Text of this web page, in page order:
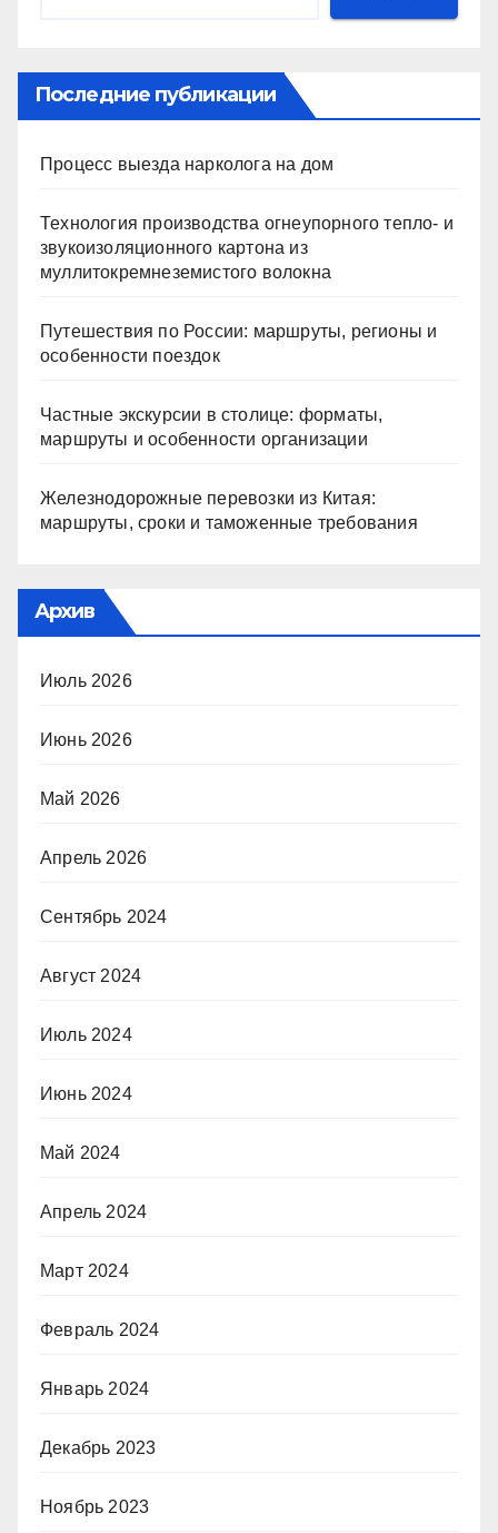
Последние публикации
Процесс выезда нарколога на дом
Технология производства огнеупорного тепло- и
звукоизоляционного картона из
муллитокремнеземистого волокна
Путешествия по России: маршруты, регионы и
особенности поездок
Частные экскурсии в столице: форматы,
маршруты и особенности организации
Железнодорожные перевозки из Китая:
маршруты, сроки и таможенные требования
Архив
Июль 2026
Июнь 2026
Май 2026
Апрель 2026
Сентябрь 2024
Август 2024
Июль 2024
Июнь 2024
Май 2024
Апрель 2024
Март 2024
Февраль 2024
Январь 2024
Декабрь 2023
Ноябрь 2023